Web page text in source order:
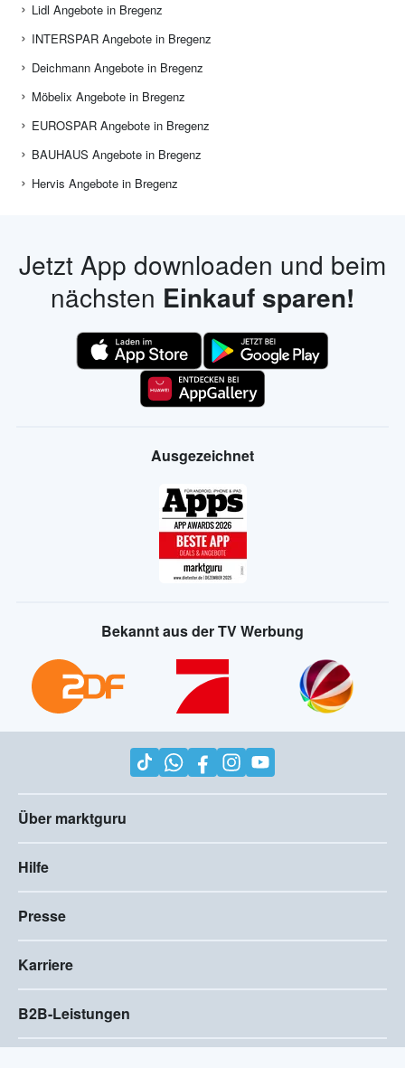
Lidl Angebote in Bregenz
INTERSPAR Angebote in Bregenz
Deichmann Angebote in Bregenz
Möbelix Angebote in Bregenz
EUROSPAR Angebote in Bregenz
BAUHAUS Angebote in Bregenz
Hervis Angebote in Bregenz
Jetzt App downloaden und beim
nächsten Einkauf sparen!
Ausgezeichnet
Bekannt aus der TV Werbung
Über marktguru
Hilfe
Presse
Karriere
B2B-Leistungen